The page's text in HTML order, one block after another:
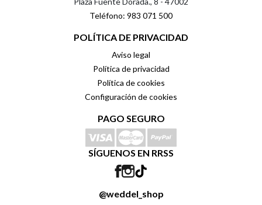
Teléfono: 983 071 500
POLÍTICA DE PRIVACIDAD
Aviso legal
Política de privacidad
Política de cookies
Configuración de cookies
PAGO SEGURO
SÍGUENOS EN RRSS
@weddel_shop